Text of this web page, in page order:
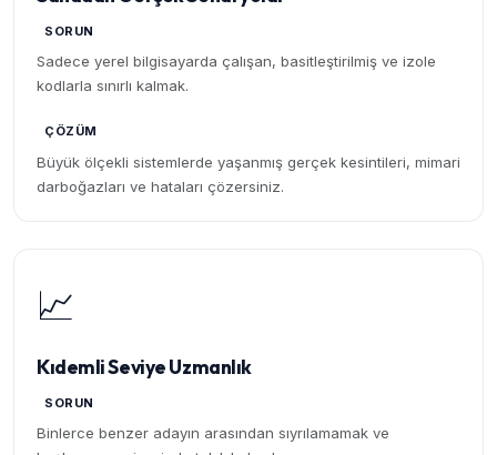
SORUN
Sadece yerel bilgisayarda çalışan, basitleştirilmiş ve izole
kodlarla sınırlı kalmak.
ÇÖZÜM
Büyük ölçekli sistemlerde yaşanmış gerçek kesintileri, mimari
darboğazları ve hataları çözersiniz.
📈
Kıdemli Seviye Uzmanlık
SORUN
Binlerce benzer adayın arasından sıyrılamamak ve